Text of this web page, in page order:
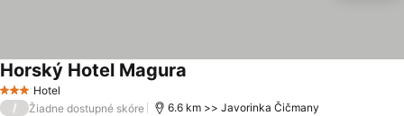
3 Počet hviezdičiek
Hotel
Horský Hotel Magura
/ Žiadne dostupné skóre 6.6 km >> Javorinka Čičmany